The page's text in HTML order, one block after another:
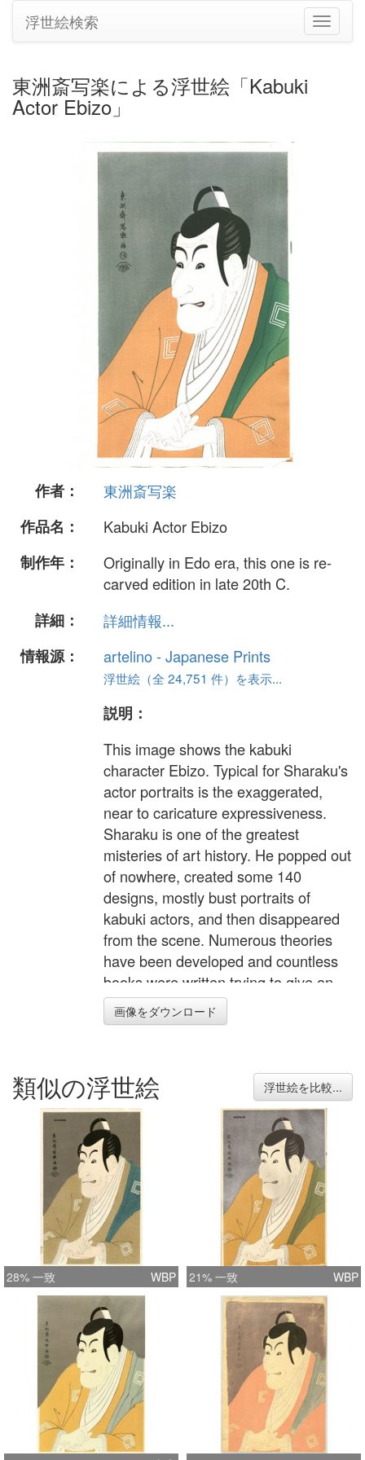
ナ
ビ
浮世絵検索
東洲斎写楽による浮世絵「Kabuki
Actor Ebizo」
作者：
東洲斎写楽
作品名：
Kabuki Actor Ebizo
制作年：
Originally in Edo era, this one is re-
carved edition in late 20th C.
詳細：
詳細情報...
情報源：
artelino - Japanese Prints
浮世絵（全 24,751 件）を表示...
説明：
This image shows the kabuki
character Ebizo. Typical for Sharaku's
actor portraits is the exaggerated,
near to caricature expressiveness.
Sharaku is one of the greatest
misteries of art history. He popped out
of nowhere, created some 140
designs, mostly bust portraits of
kabuki actors, and then disappeared
from the scene. Numerous theories
have been developed and countless
books were written trying to give an
answer to one of the biggest enigmas
in art history. Prints by Sharaku are
can easily exceed 100,000 USD and
is nevertheless not offered more than
once or twice per year. .
画像をダウンロード
類似の浮世絵 浮世絵を比較...
28% 一致 WBP 21% 一致 WBP